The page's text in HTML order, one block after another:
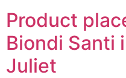
Product
Biondi Santi
Juliet